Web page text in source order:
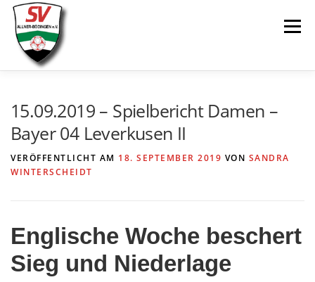
Zum
Inhalt
springen
Menü
15.09.2019 – Spielbericht Damen –
Bayer 04 Leverkusen II
VERÖFFENTLICHT AM 18. SEPTEMBER 2019 VON SANDRA
WINTERSCHEIDT
Englische Woche beschert
Sieg und Niederlage